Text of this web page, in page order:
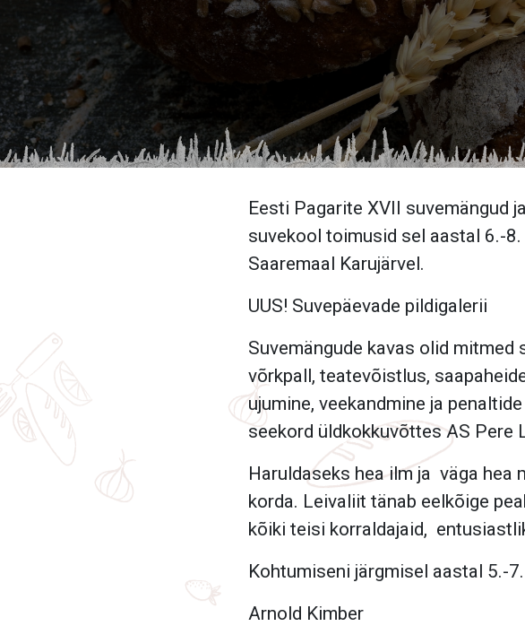
Eesti Pagarite XVII suvemängud
suvekool toimusid sel aastal 6.-
Saaremaal Karujärvel.
UUS! Suvepäevade pildigalerii
Suvemängude kavas olid mitmed
võrkpall, teatevõistlus,
ujumine, veekandmine ja
seekord üldkokkuvõttes AS Pere
Haruldaseks hea ilm ja väga hea
korda. Leivaliit tänab eelkõige
kõiki teisi korraldajaid,
Kohtumiseni järgmisel aastal 5.-
Arnold Kimber